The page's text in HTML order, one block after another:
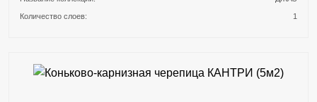
Количество слоев: 1
В КОРЗИНУ